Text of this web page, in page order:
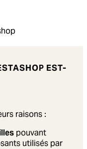
EST-
raisons :
pouvant
utilisés par